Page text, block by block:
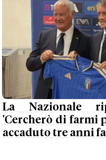
La Nazionale
'Cercherò di farmi
accaduto tre anni